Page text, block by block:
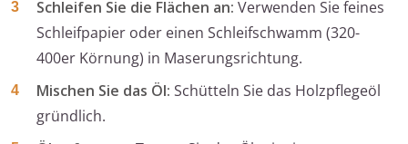
Schleifen Sie die Flächen an: Verwenden Sie feines
Schleifpapier oder einen Schleifschwamm (320-
400er Körnung) in Maserungsrichtung.
Mischen Sie das Öl: Schütteln Sie das Holzpflegeöl
gründlich.